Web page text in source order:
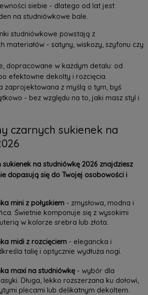
siebie - dlatego od lat jest
na studniówkowe bale.
studniówkowe powstają z
materiałów - satyny, wiskozy, szyfonu czy
dopracowane w każdym detalu: od
efektowne dekolty i rozcięcia.
zaprojektowana z myślą o tym, byś
- bez względu na to, jaki masz styl i
czarnych sukienek na
na studniówkę 2026 znajdziesz
dopasują się do Twojej osobowości i
mini z połyskiem- zmysłowa, modna i
Świetnie komponuje się z wysokimi
w kolorze srebra lub złota.
midi z rozcięciem- elegancka i
talię i optycznie wydłuża nogi.
maxi na studniówkę- wybór dla
Długa, lekko rozszerzana ku dołowi,
plecami lub delikatnym dekoltem.